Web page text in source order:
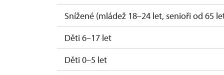
Snížené (mládež 18–24 let, senioři od 65
Děti 6–17 let
Děti 0–5 let